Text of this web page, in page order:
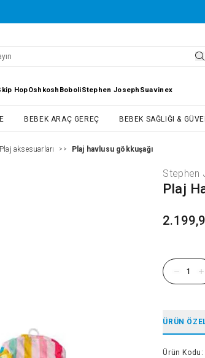
HopOshkosh BoboliStephen Joseph Suavinex
BEBEK ARAÇ GEREÇ BEBEK SAĞLIĞI &
Plaj aksesuarları >> Plaj havlusu gökkuşağı
Stephen
Plaj
ÜRÜN
Ürün Kodu :